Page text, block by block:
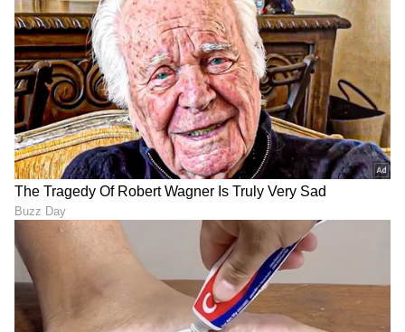
ಮತ್ತು ನೇರ ಪ್ರಸಾರಗಳೊಂದಿಗೆ ಸಂಪೂರ್ಣ ಮಾಹಿತಿ
ನಿಮ್ಮ ಒಂದೇ ಕ್ಲಿಕ್‌ನಲ್ಲಿ ಲಭ್ಯ. ಏಷ್ಯಾನೆಟ್ ಸುವರ್ಣ
ನ್ಯೂಸ್ ಅಧಿಕೃತ ಆ್ಯಪ್ ಡೌನ್‌ಲೋಡ್ ಮಾಡಿ ಹಾಗೂ
ಎಲ್ಲಾ ಅಪ್‌ಡೇಟ್ ಗಳನ್ನು ಪಡೆಯಿರಿ.
ABOUT THE AUTHOR
SN Santosh Naik
ನಾನು ಏಷ್ಯಾನೆಟ್ ಸುವರ್ಣ ನ್ಯೂಸ್.ಕಾಂನಲ್ಲಿ ಮುಖ್ಯ
ಉಪಸಂಪಾದಕ. ಉತ್ತರ ಕನ್ನಡ ಜಿಲ್ಲೆಯ ಭಟ್ಕಳದವನು. 13
ವರ್ಷಗಳಿಂದಲೂ ಮಾಧ್ಯಮದಲ್ಲಿದ್ದೇನೆ. ಉಜಿರೆಯ ಎಸ್‌ಡಿಎಂ
ಕಾಲೇಜಿನಲ್ಲಿ ಪತ್ರಿಕೋದ್ಯಮ ಪದವಿ. ಹೊಸದಿಗಂತದ ಮೂಲಕ
ಮಾಧ್ಯಮ ಜಗತ್ತಿಗೆ ಕಾಲಿಟ್ಟವನು. ಕ್ರೀಡಾ ವರದಿಯಲ್ಲಿ ಹೆಚ್ಚು ಆಸಕ್ತಿ.
ಆದರೆ, ಡಿಜಿಟಲ್ ಮಾಧ್ಯಮ ಎಲ್ಲ ವಿಷಯದಲ್ಲೂ ಪಳಗಿಸಿದೆ.
ವಿಜಯವಾಣಿ, ಸ್ಟಾರ್‌ ಸ್ಪೋರ್ಟ್ಸ್‌ನಲ್ಲಿ ಕೆಲಸ ಮಾಡಿದ್ದೇನೆ. ಓದು,
ಪ್ರವಾಸ ನೆಚ್ಚಿನ ಹವ್ಯಾಸ
ಫಿಫಾ ವಿಶ್ವಕಪ್ ಫುಟ್‌ಬಾಲ್ ಕ್ರೀಡೆಗಳು ವಿಶ್ವಕಪ್